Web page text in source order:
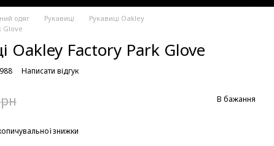
одяг Рукавиці
Рукавиці Oakley
Glove
Oakley Factory Park Glove
Написати відгук
В бажання
знижки